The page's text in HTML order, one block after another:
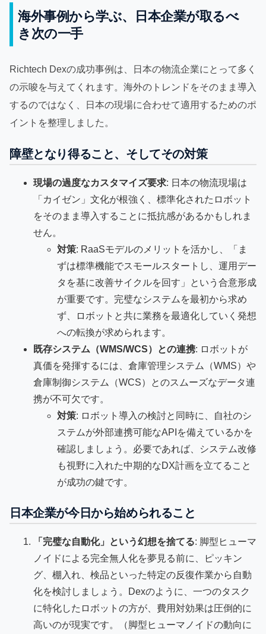
海外事例から学ぶ、日本企業が取るべ
き次の一手
Richtech Dexの成功事例は、日本の物流企業にとって多く
の示唆を与えてくれます。海外のトレンドをそのまま導入
するのではなく、日本の現場に合わせて適用するためのポ
イントを整理しました。
障壁となり得ること、そしてその対策
現場の過度なカスタマイズ要求: 日本の物流現場は
「カイゼン」文化が根強く、標準化されたロボット
をそのまま導入することに抵抗感があるかもしれま
せん。
対策: RaaSモデルのメリットを活かし、「ま
ずは標準機能でスモールスタートし、運用デー
タを基に改善サイクルを回す」という合意形成
が重要です。完璧なシステムを最初から求め
ず、ロボットと共に業務を最適化していく発想
への転換が求められます。
既存システム（WMS/WCS）との連携: ロボットが
真価を発揮するには、倉庫管理システム（WMS）や
倉庫制御システム（WCS）とのスムーズなデータ連
携が不可欠です。
対策: ロボット導入の検討と同時に、自社のシ
ステムが外部連携可能なAPIを備えているかを
確認しましょう。必要であれば、システム改修
も視野に入れた中期的なDX計画を立てること
が成功の鍵です。
日本企業が今日から始められること
「完璧な自動化」という幻想を捨てる: 脚型ヒューマ
ノイドによる完全無人化を夢見る前に、ピッキン
グ、棚入れ、検品といった特定の反復作業から自動
化を検討しましょう。Dexのように、一つのタスク
に特化したロボットの方が、費用対効果は圧倒的に
高いのが現実です。（脚型ヒューマノイドの動向に